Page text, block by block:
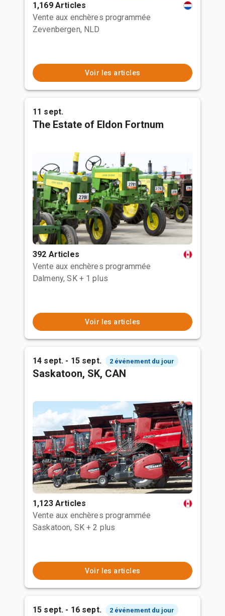
1,169 Articles
Vente aux enchères programmée
Zevenbergen, NLD
Voir les articles
11 sept.
The Estate of Eldon Fortnum
392 Articles
Vente aux enchères programmée
Dalmeny, SK + 1 plus
Voir les articles
14 sept. - 15 sept. 2 événement du jour
Saskatoon, SK, CAN
1,123 Articles
Vente aux enchères programmée
Saskatoon, SK + 2 plus
Voir les articles
15 sept. - 16 sept. 2 événement du jour